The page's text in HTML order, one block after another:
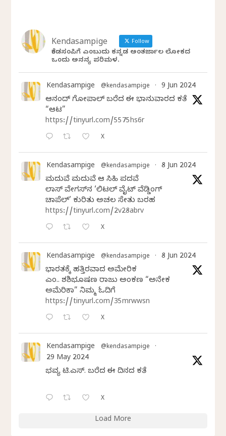
Kendasampige Follow
ಕೆಂಡಸಂಪಿಗೆ ಎಂಬುದು ಕನ್ನಡ ಅಂತರ್ಜಾಲ ಲೋಕದ
ಒಂದು ಅನನ್ಯ ಪರಿಮಳ.
Kendasampige @kendasampige · 9 Jun 2024
ಆನಂದ್‌ ಗೋಪಾಲ್‌ ಬರೆದ ಈ ಭಾನುವಾರದ ಕತೆ
“ಆಟ”
https://tinyurl.com/5575hs6r
X
Kendasampige @kendasampige · 8 Jun 2024
ಮದುವೆ ಮದುವೆ ಆ ಸಿಹಿ ಪದವೆ
ಲಾಸ್‌ ವೇಗಸ್‌ನ ‘ಲಿಟಲ್ ವೈಟ್ ವೆಡ್ಡಿಂಗ್
ಚಾಪೆಲ್’ ಕುರಿತು ಅಚಲ ಸೇತು ಬರಹ
https://tinyurl.com/2v28abrv
X
Kendasampige @kendasampige · 8 Jun 2024
ಭಾರತಕ್ಕೆ ಹತ್ತಿರವಾದ ಅಮೇರಿಕ
ಎಂ.ವಿ. ಶಶಿಭೂಷಣ ರಾಜು ಅಂಕಣ “ಅನೇಕ
ಅಮೆರಿಕಾ” ನಿಮ್ಮ ಓದಿಗೆ
https://tinyurl.com/35mrwwsn
X
Kendasampige @kendasampige ·
29 May 2024
ಭವ್ಯ ಟಿ.ಎಸ್. ಬರೆದ ಈ ದಿನದ ಕವಿತೆ
X
Load More